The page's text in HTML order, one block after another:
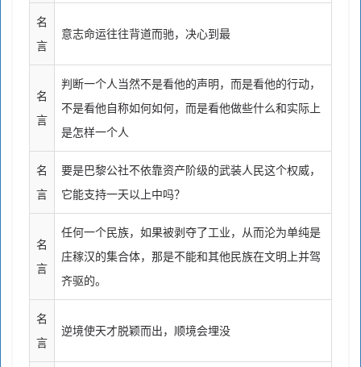
名
言
意志命运往往背道而驰，决心到最
名
言
判断一个人当然不是看他的声明，而是看他的行动，
不是看他自称如何如何，而是看他做些什么和实际上
是怎样一个人
名
言
要是巴黎公社不依靠资产阶级的武装人民这个权威，
它能支持一天以上中吗？
名
言
任何一个民族，如果被剥夺了工业，从而沦为单纯是
庄稼汉的集合体，那是不能和其他民族在文明上并驾
齐驱的。
名
言
逆境使天才脱颖而出，顺境会埋没